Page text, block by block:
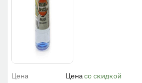
Цена Ценасо скидкой